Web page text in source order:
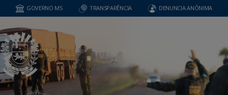
GOVERNO MS TRANSPARÊNCIA DENUNCIA ANÔNIMA